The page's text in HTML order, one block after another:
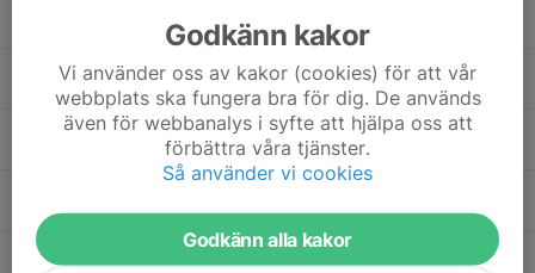
Mattias Skarin
Phoenix Wigilius
Simon Fredman
Godkänn kakor
Vi använder oss av kakor (cookies) för att vår
webbplats ska fungera bra för dig. De används
även för webbanalys i syfte att hjälpa oss att
förbättra våra tjänster.
Så använder vi cookies
Godkänn alla kakor